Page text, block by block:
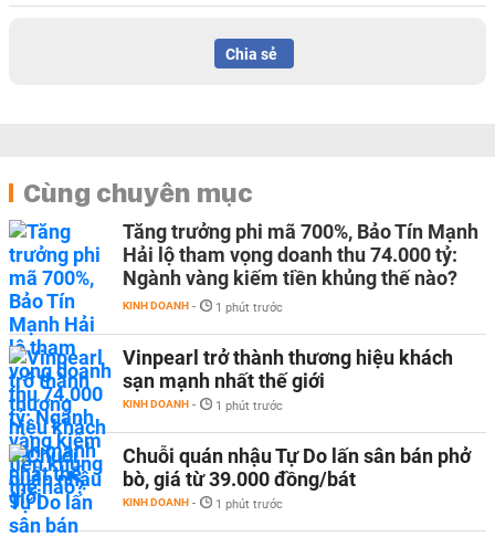
Chia sẻ
Cùng chuyên mục
Tăng trưởng phi mã 700%, Bảo Tín Mạnh
Hải lộ tham vọng doanh thu 74.000 tỷ:
Ngành vàng kiếm tiền khủng thế nào?
KINH DOANH - 1 phút trước
Vinpearl trở thành thương hiệu khách
sạn mạnh nhất thế giới
KINH DOANH - 1 phút trước
Chuỗi quán nhậu Tự Do lấn sân bán phở
bò, giá từ 39.000 đồng/bát
KINH DOANH - 1 phút trước